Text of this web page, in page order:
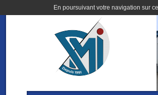
En poursuivant votre navigation sur